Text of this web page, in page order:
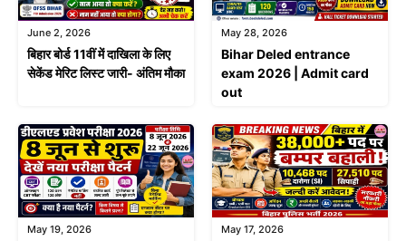
June 2, 2026
बिहार बोर्ड 11वीं में दाखिला के लिए
सेकेंड मेरिट लिस्ट जारी- अंतिम मौका
May 28, 2026
Bihar Deled entrance
exam 2026 | Admit card
out
May 19, 2026 May 17, 2026